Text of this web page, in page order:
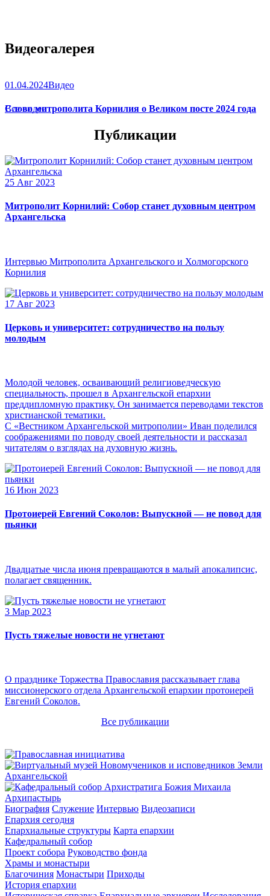
Видеогалерея
01.04.2024Видео
Слово митрополита Корнилия о Великом посте 2024 года
Все видео
Публикации
25 Авг 2023
Митрополит Корнилий: Собор станет духовным центром
Архангельска
Интервью Митрополита Архангельского и Холмогорского
Корнилия
17 Авг 2023
Церковь и университет: сотрудничество на пользу
молодым
Молодой человек, осваивающий религиоведческую
специальность, прошел в Архангельской епархии
преддипломную практику. Он занимается переводами текстов
христианской тематики.
С «Вестником Архангельской митрополии» Иван поделился
соображениями по поводу своей деятельности и рассказал
читателям о взглядах на духовную жизнь.
16 Июн 2023
Протоиерей Евгений Соколов: Выпускной — не повод для
пьянки
Двадцатые числа июня превращаются в малый апокалипсис,
полагает священник.
3 Мар 2023
Пусть тяжелые новости не угнетают
О празднике Торжества Православия рассказывает глава
миссионерского отдела Архангельской епархии протоиерей
Евгений Соколов.
Все публикации
Архипастырь
Биография Служение Интервью Видеозаписи
Епархия сегодня
Епархиальные структуры Карта епархии
Кафедральный собор
Проект собора Руководство фонда
Храмы и монастыри
Благочиния Монастыри Приходы
История епархии